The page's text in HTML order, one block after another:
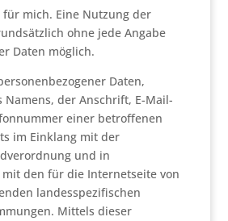
mich. Eine Nutzung der
ohne jede Angabe
Daten möglich.
Daten,
Namens, der Anschrift, E-Mail-
einer betroffenen
im Einklang mit der
und in
den für die Internetseite von
landesspezifischen
Mittels dieser